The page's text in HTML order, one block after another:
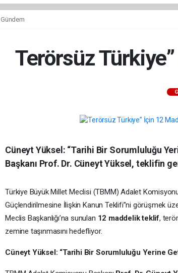
Gündem
Terörsüz
Cüneyt Yüksel: “Tarihi Bir Sorumluluğu
Başkanı Prof. Dr. Cüneyt Yüksel, teklifin
Türkiye Büyük Millet Meclisi (TBMM) Adalet
Güçlendirilmesine İlişkin Kanun Teklifi”ni görüşmek
Meclis Başkanlığı’na sunulan 12 maddelik teklif,
zemine taşınmasını hedefliyor.
Cüneyt Yüksel: “Tarihi Bir Sorumluluğu Yerine